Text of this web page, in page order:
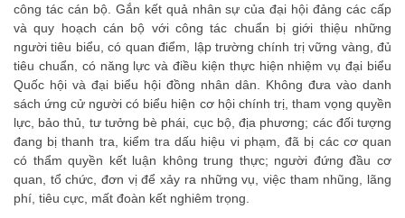
công tác cán bộ. Gắn kết quả nhân sự của đại hội đảng các cấp
và quy hoạch cán bộ với công tác chuẩn bị giới thiệu những
người tiêu biểu, có quan điểm, lập trường chính trị vững vàng, đủ
tiêu chuẩn, có năng lực và điều kiện thực hiện nhiệm vụ đại biểu
Quốc hội và đại biểu hội đồng nhân dân. Không đưa vào danh
sách ứng cử người có biểu hiện cơ hội chính trị, tham vọng quyền
lực, bảo thủ, tư tưởng bè phái, cục bộ, địa phương; các đối tượng
đang bị thanh tra, kiểm tra dấu hiệu vi phạm, đã bị các cơ quan
có thẩm quyền kết luận không trung thực; người đứng đầu cơ
quan, tổ chức, đơn vị để xảy ra những vụ, việc tham nhũng, lãng
phí, tiêu cực, mất đoàn kết nghiêm trọng.